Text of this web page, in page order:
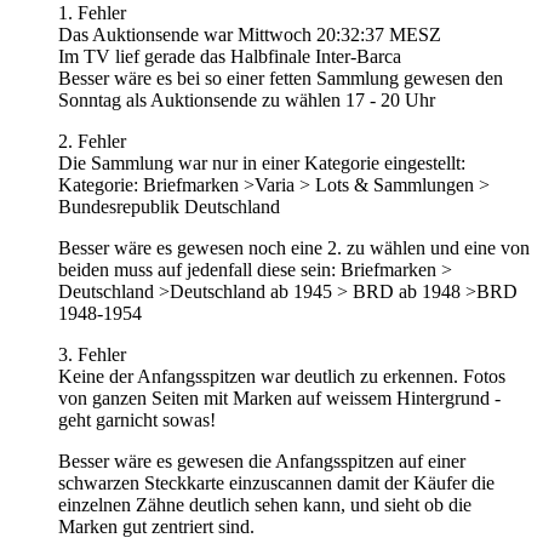
1. Fehler
Das Auktionsende war Mittwoch 20:32:37 MESZ
Im TV lief gerade das Halbfinale Inter-Barca
Besser wäre es bei so einer fetten Sammlung gewesen den
Sonntag als Auktionsende zu wählen 17 - 20 Uhr
2. Fehler
Die Sammlung war nur in einer Kategorie eingestellt:
Kategorie: Briefmarken >Varia > Lots & Sammlungen >
Bundesrepublik Deutschland
Besser wäre es gewesen noch eine 2. zu wählen und eine von
beiden muss auf jedenfall diese sein: Briefmarken >
Deutschland >Deutschland ab 1945 > BRD ab 1948 >BRD
1948-1954
3. Fehler
Keine der Anfangsspitzen war deutlich zu erkennen. Fotos
von ganzen Seiten mit Marken auf weissem Hintergrund -
geht garnicht sowas!
Besser wäre es gewesen die Anfangsspitzen auf einer
schwarzen Steckkarte einzuscannen damit der Käufer die
einzelnen Zähne deutlich sehen kann, und sieht ob die
Marken gut zentriert sind.